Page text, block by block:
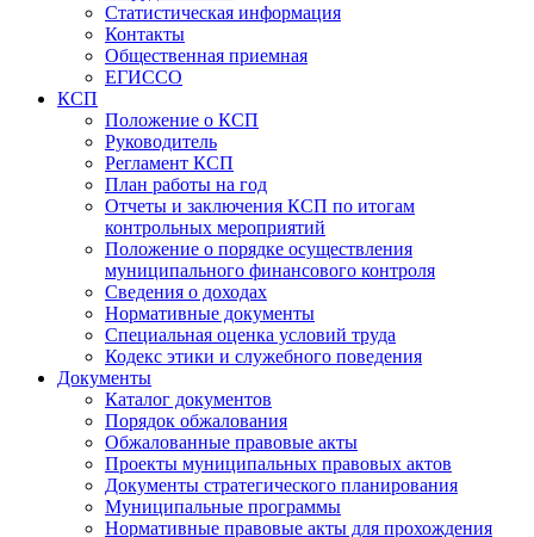
Статистическая информация
Контакты
Общественная приемная
ЕГИССО
КСП
Положение о КСП
Руководитель
Регламент КСП
План работы на год
Отчеты и заключения КСП по итогам
контрольных мероприятий
Положение о порядке осуществления
муниципального финансового контроля
Сведения о доходах
Нормативные документы
Специальная оценка условий труда
Кодекс этики и служебного поведения
Документы
Каталог документов
Порядок обжалования
Обжалованные правовые акты
Проекты муниципальных правовых актов
Документы стратегического планирования
Муниципальные программы
Нормативные правовые акты для прохождения